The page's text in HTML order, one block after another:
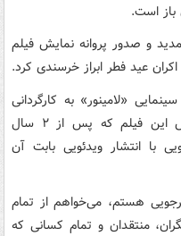
باز است.
و صدور پروانه نمایش فیلم
عید فطر ابراز خرسندی کرد.
«لامینور» به کارگردانی
داریوش مهرجویی، بالاخره پروانه نمایش این فیلم که پس از ۲ سال
با انتشار ویدئویی بابت آن
هستم، می‌خواهم از تمام
منتقدان و تمام کسانی که